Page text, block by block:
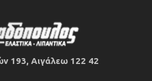
193, Αιγάλεω 122 42